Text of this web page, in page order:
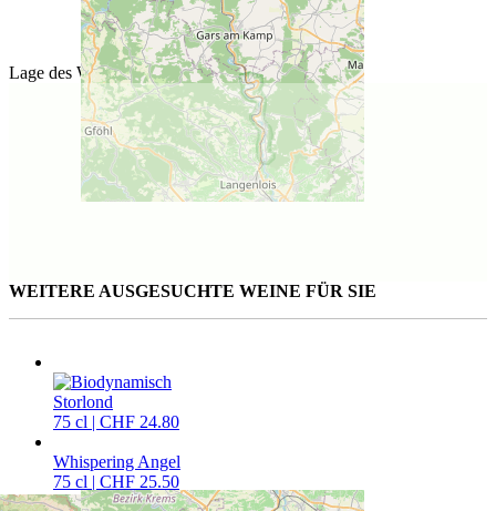
Lage des Weinguts
WEITERE AUSGESUCHTE WEINE FÜR SIE
Storlond
75 cl | CHF 24.80
Whispering Angel
75 cl | CHF 25.50